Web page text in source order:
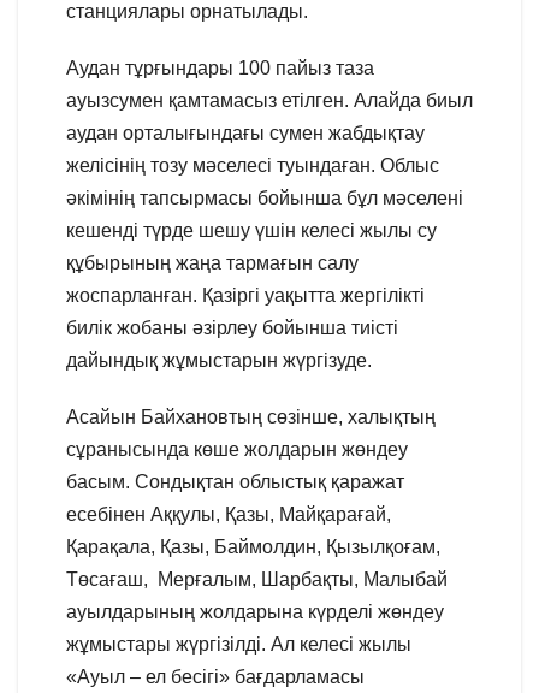
станциялары орнатылады.
Аудан тұрғындары 100 пайыз таза
ауызсумен қамтамасыз етілген. Алайда биыл
аудан орталығындағы сумен жабдықтау
желісінің тозу мәселесі туындаған. Облыс
әкімінің тапсырмасы бойынша бұл мәселені
кешенді түрде шешу үшін келесі жылы су
құбырының жаңа тармағын салу
жоспарланған. Қазіргі уақытта жергілікті
билік жобаны әзірлеу бойынша тиісті
дайындық жұмыстарын жүргізуде.
Асайын Байхановтың сөзінше, халықтың
сұранысында көше жолдарын жөндеу
басым. Сондықтан облыстық қаражат
есебінен Аққулы, Қазы, Майқарағай,
Қарақала, Қазы, Баймолдин, Қызылқоғам,
Төсағаш, Мерғалым, Шарбақты, Малыбай
ауылдарының жолдарына күрделі жөндеу
жұмыстары жүргізілді. Ал келесі жылы
«Ауыл – ел бесігі» бағдарламасы